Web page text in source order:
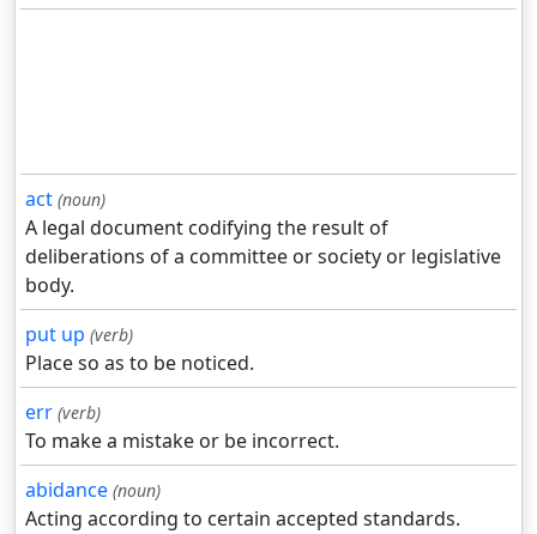
act (noun)
A legal document codifying the result of
deliberations of a committee or society or legislative
body.
put up (verb)
Place so as to be noticed.
err (verb)
To make a mistake or be incorrect.
abidance (noun)
Acting according to certain accepted standards.